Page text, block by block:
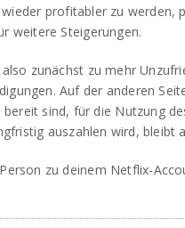
profitabler zu werden,
weitere Steigerungen.
zunächst zu mehr
Auf der anderen
sind, für die Nutzung
auszahlen wird, bleibt
zu deinem Netflix-